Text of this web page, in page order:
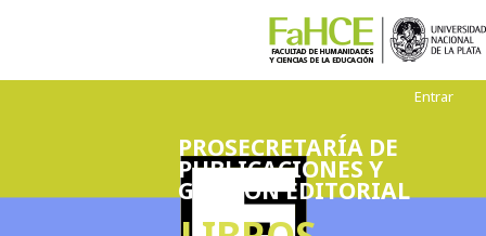
PROSECRETARÍA DE
PUBLICACIONES Y
GESTIÓN EDITORIAL
Entrar